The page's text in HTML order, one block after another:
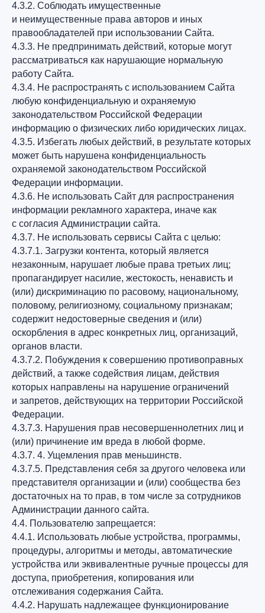
4.3.2. Соблюдать имущественные
и неимущественные права авторов и иных
правообладателей при использовании Сайта.
4.3.3. Не предпринимать действий, которые могут
рассматриваться как нарушающие нормальную
работу Сайта.
4.3.4. Не распространять с использованием Сайта
любую конфиденциальную и охраняемую
законодательством Российской Федерации
информацию о физических либо юридических лицах.
4.3.5. Избегать любых действий, в результате которых
может быть нарушена конфиденциальность
охраняемой законодательством Российской
Федерации информации.
4.3.6. Не использовать Сайт для распространения
информации рекламного характера, иначе как
с согласия Администрации сайта.
4.3.7. Не использовать сервисы Сайта с целью:
4.3.7.1. Загрузки контента, который является
незаконным, нарушает любые права третьих лиц;
пропагандирует насилие, жестокость, ненависть и
(или) дискриминацию по расовому, национальному,
половому, религиозному, социальному признакам;
содержит недостоверные сведения и (или)
оскорбления в адрес конкретных лиц, организаций,
органов власти.
4.3.7.2. Побуждения к совершению противоправных
действий, а также содействия лицам, действия
которых направлены на нарушение ограничений
и запретов, действующих на территории Российской
Федерации.
4.3.7.3. Нарушения прав несовершеннолетних лиц и
(или) причинение им вреда в любой форме.
4.3.7. 4. Ущемления прав меньшинств.
4.3.7.5. Представления себя за другого человека или
представителя организации и (или) сообщества без
достаточных на то прав, в том числе за сотрудников
Администрации данного сайта.
4.4. Пользователю запрещается:
4.4.1. Использовать любые устройства, программы,
процедуры, алгоритмы и методы, автоматические
устройства или эквивалентные ручные процессы для
доступа, приобретения, копирования или
отслеживания содержания Сайта.
4.4.2. Нарушать надлежащее функционирование